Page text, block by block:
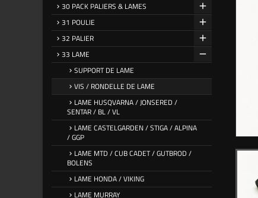
30 PACK PALIERS & LAMES
31 POULIE
32 PALIER
33 LAME
SUPPORT DE LAME
VIS / RONDELLE DE LAME
LAME HUSQVARNA / JONSERED /
SENTAR / BL / VL
LAME CASTELGARDEN / STIGA / ALPINA
/ GGP
LAME MTD / CUB CADET / GUTBROD /
BOLENS
LAME HONDA / VIKING
LAME MURRAY